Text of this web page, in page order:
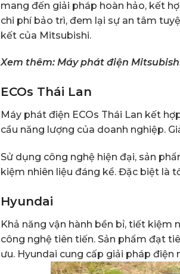
mang đến giải pháp hoàn hảo, kết
chi phí bảo trì, đem lại sự an tâm
kết của Mitsubishi.
Xem thêm: Máy phát điện
ECOs Thái Lan
Máy phát điện ECOs Thái Lan kết
cầu năng lượng của doanh nghiệp.
Sử dụng công nghệ hiện đại, sản
kiệm nhiên liệu đáng kể. Đặc biệt là
Hyundai
Khả năng vận hành bền bỉ, tiết kiệm
công nghệ tiên tiến. Sản phẩm đạt
ưu. Hyundai cung cấp giải pháp điện